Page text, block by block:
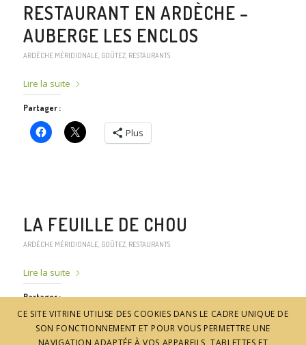
RESTAURANT EN ARDÈCHE –
AUBERGE LES ENCLOS
ARDÈCHE MÉRIDIONALE, GOÛTEZ, RESTAURANTS
Lire la suite
Partager :
Plus
LA FEUILLE DE CHOU
ARDÈCHE MÉRIDIONALE, GOÛTEZ, RESTAURANTS
Lire la suite
Partager :
CE SITE VITRINE UTILISE DES COOKIES DANS LE CADRE UNIQUE DE
SON FONCTIONNEMENT ET POUR VOUS PERMETTRE UNE